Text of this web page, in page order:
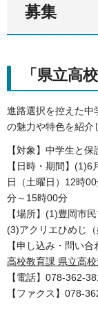
募集
「県立高
進路選択を控えた中
の魅力や特色を紹介
【対象】中学生と保
【日時・期間】
日（土曜日）12時
分～15時00分
【場所】(1)豊岡市
(3)アクリエひめじ（
【申し込み・問い
高校教育課 県立高
【電話】078-362-
【ファクス】078-